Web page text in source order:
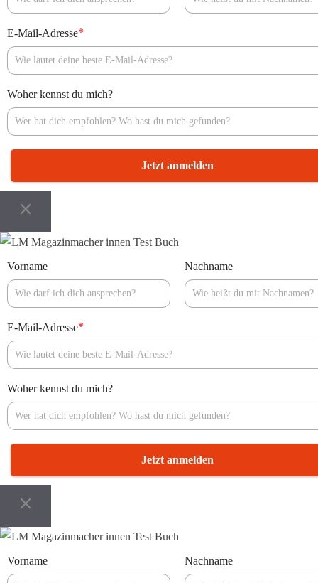
E-Mail-Adresse*
Woher kennst du mich?
Jetzt anmelden
Vorname Nachname
E-Mail-Adresse*
Woher kennst du mich?
Jetzt anmelden
Vorname Nachname